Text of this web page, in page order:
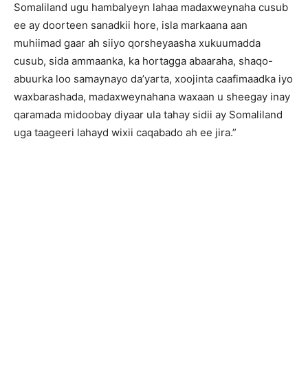
Somaliland ugu hambalyeyn lahaa madaxweynaha cusub
ee ay doorteen sanadkii hore, isla markaana aan
muhiimad gaar ah siiyo qorsheyaasha xukuumadda
cusub, sida ammaanka, ka hortagga abaaraha, shaqo-
abuurka loo samaynayo da’yarta, xoojinta caafimaadka iyo
waxbarashada, madaxweynahana waxaan u sheegay inay
qaramada midoobay diyaar ula tahay sidii ay Somaliland
uga taageeri lahayd wixii caqabado ah ee jira.”